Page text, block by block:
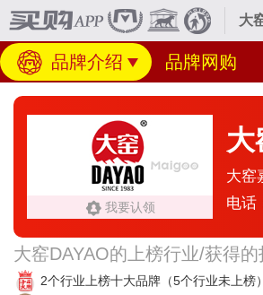
大
品牌介绍 品牌网购
我要认领
大
大窑
电话
大窑DAYAO的上榜行业/获得的
2个行业上榜十大品牌 （5个行业未上榜）